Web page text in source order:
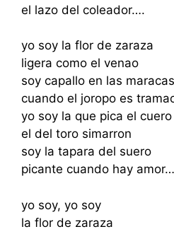
el lazo del coleador….
yo soy la flor de zaraza
ligera como el venao
soy capallo en las maracas
cuando el joropo es
yo soy la que pica el cuero
el del toro simarron
soy la tapara del suero
picante cuando hay amor…
yo soy, yo soy
la flor de zaraza